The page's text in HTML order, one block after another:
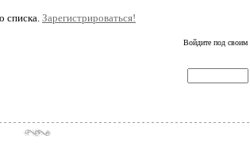
списка.Зарегистрироваться!
Войдите под своим